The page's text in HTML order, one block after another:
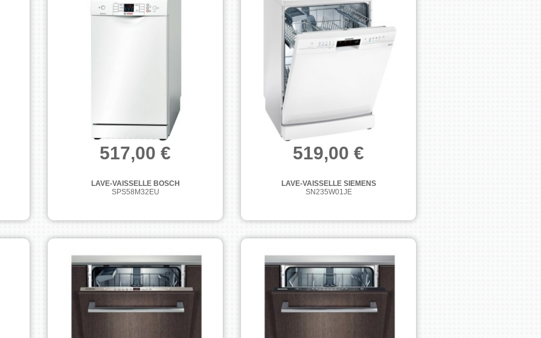
517,00 €
LAVE-VAISSELLE BOSCH
SPS58M32EU
519,00 €
LAVE-VAISSELLE SIEMENS
SN235W01JE